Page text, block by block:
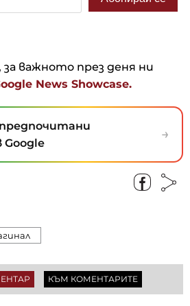
за важното през деня ни
News Showcase.
Google
→
КЪМ КОМЕНТАРИТЕ